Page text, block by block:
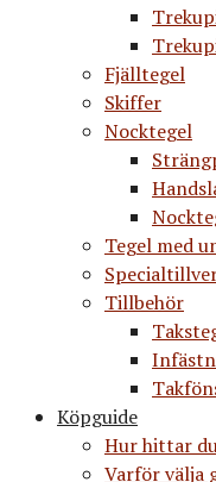
Fjälltegel
Skiffer
Nocktegel
Tegel med
Tillbehör
Köpguide
Hur hittar
Varför välja